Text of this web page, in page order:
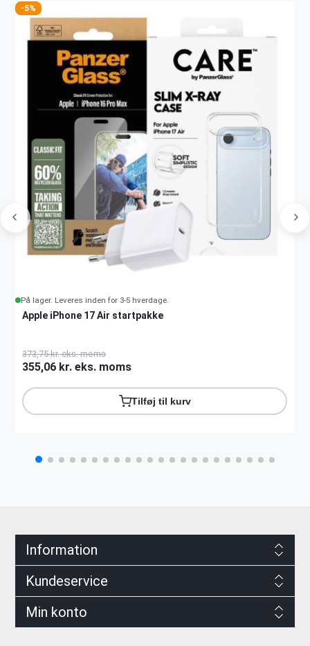
-5%
På lager. Leveres inden for 3-5 hverdage.
Apple iPhone 17 Air startpakke
373,75 kr. eks. moms
355,06 kr. eks. moms
Tilføj til kurv
Information
Kundeservice
Min konto